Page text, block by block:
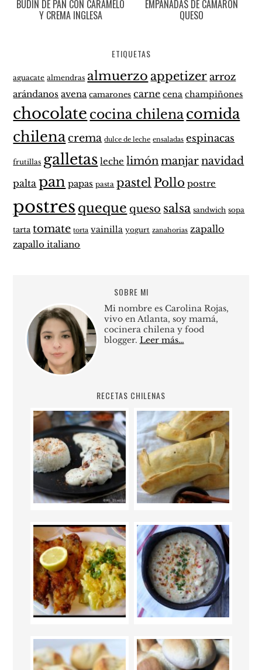
BUDÍN DE PAN CON CARAMELO
Y CREMA INGLESA
EMPANADAS DE CAMARÓN
QUESO
ETIQUETAS
aguacate almendras almuerzo appetizer arroz
arándanos avena camarones carne cena champiñones
chocolate cocina chilenacomida
chilenacrema dulce de leche ensaladas espinacas
frutillas galletas leche limónmanjarnavidad
palta pan papas pasta pastel Pollo postre
postres queque queso salsa sandwich sopa
tarta tomate torta vainilla yogurt zanahorias zapallo
zapallo italiano
SOBRE MI
Mi nombre es Carolina Rojas,
vivo en Atlanta, soy mamá,
cocinera chilena y food
blogger. Leer más…
RECETAS CHILENAS